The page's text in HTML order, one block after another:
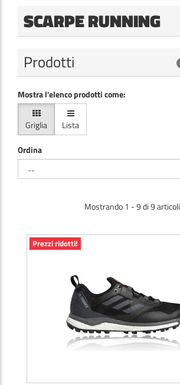
SCARPE RUNNING
Prodotti
Mostra l'elenco prodotti come:
Griglia
Lista
Ordina
Mostrando 1 - 9 di 9 articoli
Prezzi ridotti!